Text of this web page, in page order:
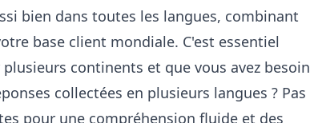
bien dans toutes les langues, combinant
base client mondiale. C'est essentiel
continents et que vous avez besoin
collectées en plusieurs langues ? Pas
pour une compréhension fluide et des